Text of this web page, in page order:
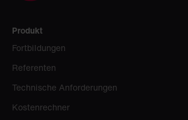
Produkt
Fortbildungen
Referenten
Technische Anforderungen
Kostenrechner